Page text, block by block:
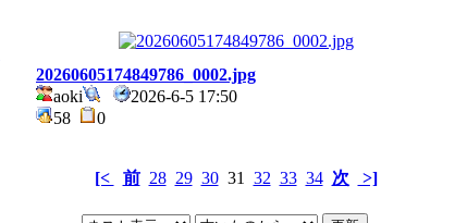
20260605174849786_0002.jpg
aoki
2026-6-5 17:50
58
0
[< 前 28 29 3031 32 33 34 次 >]